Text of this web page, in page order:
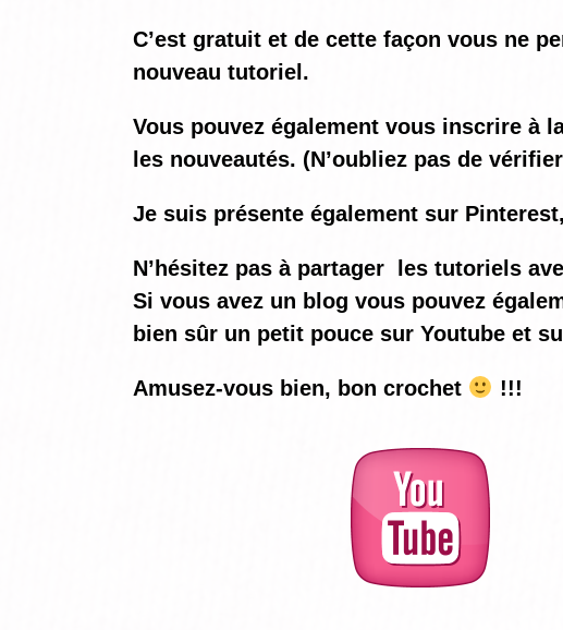
C’est gratuit et de cette façon vous ne
nouveau tutoriel.
Vous pouvez également vous inscrire à
les nouveautés. (N’oubliez pas de
Je suis présente également sur
N’hésitez pas à partager les tutoriels
Si vous avez un blog vous pouvez
bien sûr un petit pouce sur Youtube et
Amusez-vous bien, bon crochet !!!